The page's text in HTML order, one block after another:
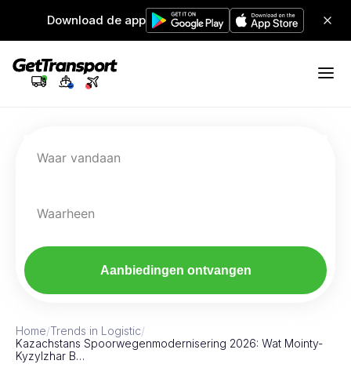
Download de app
Waar vandaan
Waarheen
Aanbiedingen ontvangen
Home/Trends in Logistic/
Kazachstans Spoorwegenmodernisering 2026: Wat Mointy-
Kyzylzhar B…